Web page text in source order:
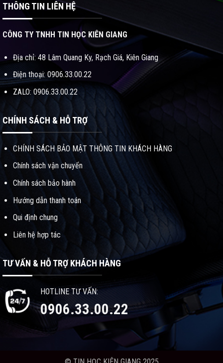
THÔNG TIN LIÊN HỆ
CÔNG TY TNHH TIN HỌC KIÊN GIANG
Địa chỉ: 48 Lâm Quang Ky, Rạch Giá, Kiên Giang
Điện thoại: 0906.33.00.22
ZALO: 0906.33.00.22
CHÍNH SÁCH & HỖ TRỢ
CHÍNH SÁCH BẢO MẬT THÔNG TIN KHÁCH HÀNG
Chính sách vận chuyển
Chính sách bảo hành
Hướng dẫn thanh toán
Qui định chung
Liên hệ hợp tác
TƯ VẤN & HỖ TRỢ KHÁCH HÀNG
HOTLINE TƯ VẤN:
0906.33.00.22